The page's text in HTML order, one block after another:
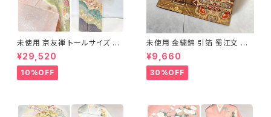
未使用 京友禅 トールサイズ 染
め分け 金彩 訪問着 袷 正絹 ピ
ンク 黄緑 紫 黄色 1438
¥29,520
10%OFF
未使用 金繍錦 引箔 蜀江文 唐
織 華紋 袋帯 正絹 金糸 ゴール
ド 赤 紫 710
¥9,660
30%OFF